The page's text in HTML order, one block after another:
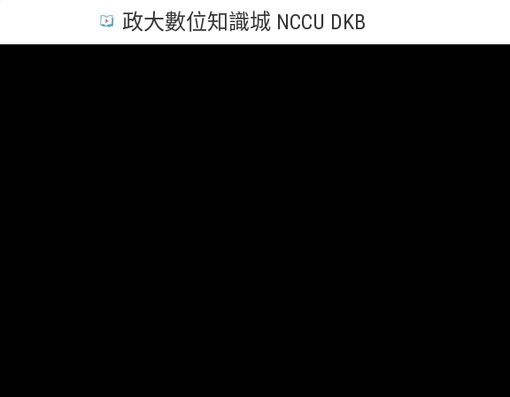
政大數位知識城 NCCU DKB